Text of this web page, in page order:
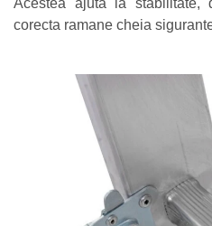
corecta ramane cheia